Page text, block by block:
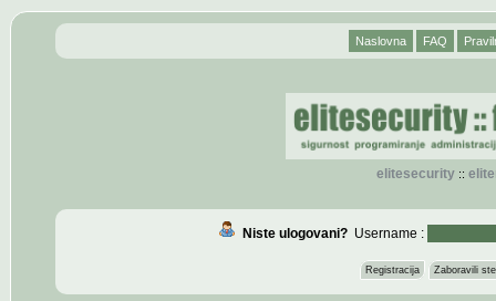
Naslovna FAQ
elitesecurity::
Niste ulogovani?Username :
Registracija Zaboravili